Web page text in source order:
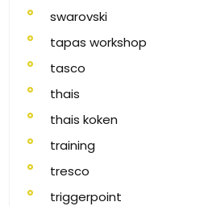
swarovski
tapas workshop
tasco
thais
thais koken
training
tresco
triggerpoint